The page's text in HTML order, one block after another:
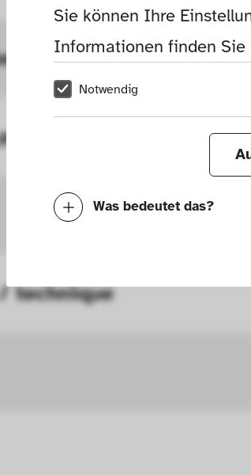
Sie können Ihre
Informationen finden Sie
Notwendig
Was bedeutet das?
die Funktionalität der
können deine
Geschwindigkeit erhöht,
technique